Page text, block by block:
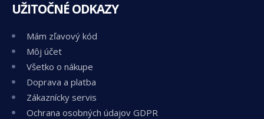
UŽITOČNÉ ODKAZY
Mám zľavový kód
Môj účet
Všetko o nákupe
Doprava a platba
Zákaznícky servis
Ochrana osobných údajov GDPR